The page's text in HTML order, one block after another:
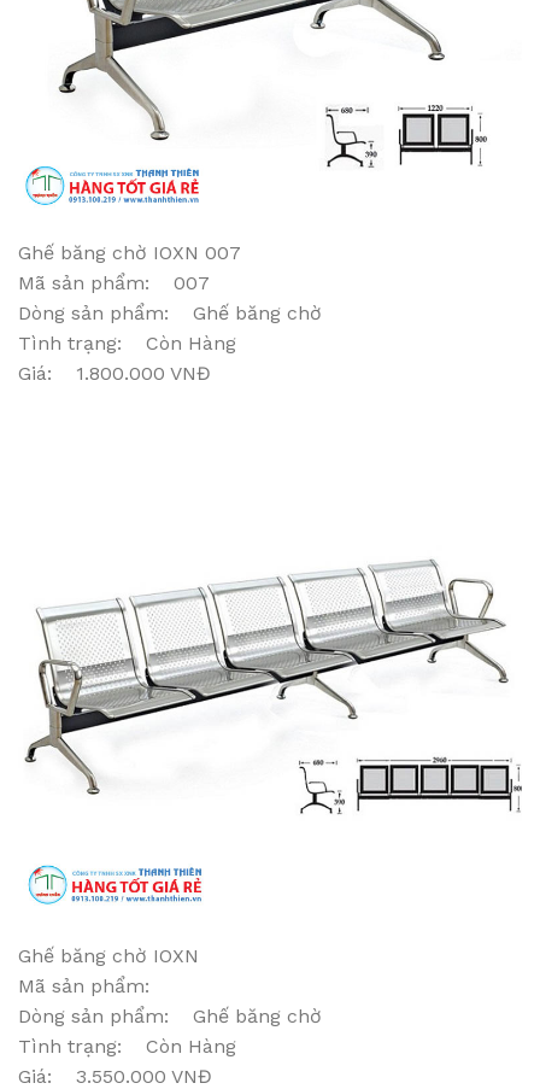
Ghế băng chờ IOXN 007
Mã sản phẩm: 007
Dòng sản phẩm: Ghế băng chờ
Tình trạng: Còn Hàng
Giá: 1.800.000 VNĐ
Ghế băng chờ IOXN
Mã sản phẩm:
Dòng sản phẩm: Ghế băng chờ
Tình trạng: Còn Hàng
Giá: 3.550.000 VNĐ